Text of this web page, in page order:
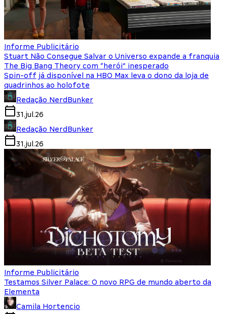
Informe Publicitário
Stuart Não Consegue Salvar o Universo expande a franquia
The Big Bang Theory com “herói” inesperado
Spin-off já disponível na HBO Max leva o dono da loja de
quadrinhos ao holofote
Redação NerdBunker
31.jul.26
Redação NerdBunker
31.jul.26
Informe Publicitário
Testamos Silver Palace: O novo RPG de mundo aberto da
Elementa
Camila Hortencio